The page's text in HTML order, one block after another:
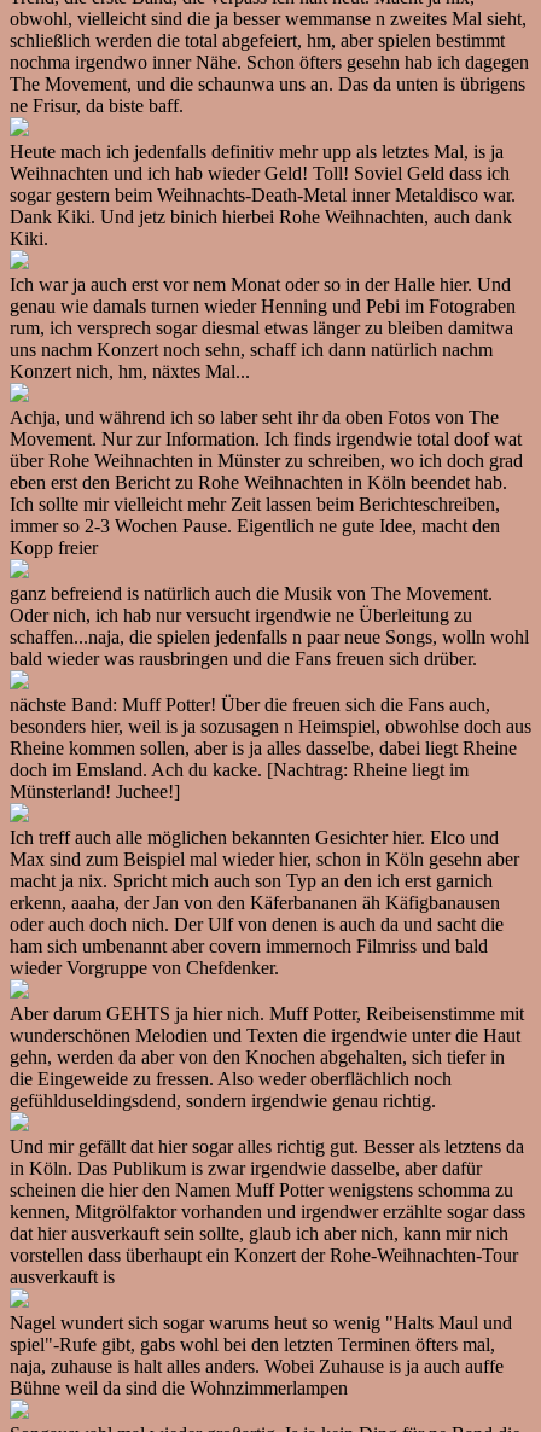
obwohl, vielleicht sind die ja besser wemmanse n zweites Mal sieht,
schließlich werden die total abgefeiert, hm, aber spielen bestimmt
nochma irgendwo inner Nähe. Schon öfters gesehn hab ich dagegen
The Movement, und die schaunwa uns an. Das da unten is übrigens
ne Frisur, da biste baff.
Heute mach ich jedenfalls definitiv mehr upp als letztes Mal, is ja
Weihnachten und ich hab wieder Geld! Toll! Soviel Geld dass ich
sogar gestern beim Weihnachts-Death-Metal inner Metaldisco war.
Dank Kiki. Und jetz binich hierbei Rohe Weihnachten, auch dank
Kiki.
Ich war ja auch erst vor nem Monat oder so in der Halle hier. Und
genau wie damals turnen wieder Henning und Pebi im Fotograben
rum, ich versprech sogar diesmal etwas länger zu bleiben damitwa
uns nachm Konzert noch sehn, schaff ich dann natürlich nachm
Konzert nich, hm, näxtes Mal...
Achja, und während ich so laber seht ihr da oben Fotos von The
Movement. Nur zur Information. Ich finds irgendwie total doof wat
über Rohe Weihnachten in Münster zu schreiben, wo ich doch grad
eben erst den Bericht zu Rohe Weihnachten in Köln beendet hab.
Ich sollte mir vielleicht mehr Zeit lassen beim Berichteschreiben,
immer so 2-3 Wochen Pause. Eigentlich ne gute Idee, macht den
Kopp freier
ganz befreiend is natürlich auch die Musik von The Movement.
Oder nich, ich hab nur versucht irgendwie ne Überleitung zu
schaffen...naja, die spielen jedenfalls n paar neue Songs, wolln wohl
bald wieder was rausbringen und die Fans freuen sich drüber.
nächste Band: Muff Potter! Über die freuen sich die Fans auch,
besonders hier, weil is ja sozusagen n Heimspiel, obwohlse doch aus
Rheine kommen sollen, aber is ja alles dasselbe, dabei liegt Rheine
doch im Emsland. Ach du kacke. [Nachtrag: Rheine liegt im
Münsterland! Juchee!]
Ich treff auch alle möglichen bekannten Gesichter hier. Elco und
Max sind zum Beispiel mal wieder hier, schon in Köln gesehn aber
macht ja nix. Spricht mich auch son Typ an den ich erst garnich
erkenn, aaaha, der Jan von den Käferbananen äh Käfigbanausen
oder auch doch nich. Der Ulf von denen is auch da und sacht die
ham sich umbenannt aber covern immernoch Filmriss und bald
wieder Vorgruppe von Chefdenker.
Aber darum GEHTS ja hier nich. Muff Potter, Reibeisenstimme mit
wunderschönen Melodien und Texten die irgendwie unter die Haut
gehn, werden da aber von den Knochen abgehalten, sich tiefer in
die Eingeweide zu fressen. Also weder oberflächlich noch
gefühlduseldingsdend, sondern irgendwie genau richtig.
Und mir gefällt dat hier sogar alles richtig gut. Besser als letztens da
in Köln. Das Publikum is zwar irgendwie dasselbe, aber dafür
scheinen die hier den Namen Muff Potter wenigstens schomma zu
kennen, Mitgrölfaktor vorhanden und irgendwer erzählte sogar dass
dat hier ausverkauft sein sollte, glaub ich aber nich, kann mir nich
vorstellen dass überhaupt ein Konzert der Rohe-Weihnachten-Tour
ausverkauft is
Nagel wundert sich sogar warums heut so wenig "Halts Maul und
spiel"-Rufe gibt, gabs wohl bei den letzten Terminen öfters mal,
naja, zuhause is halt alles anders. Wobei Zuhause is ja auch auffe
Bühne weil da sind die Wohnzimmerlampen